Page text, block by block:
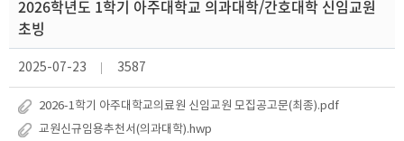
2026학년도 1학기 아주대학교 의과대학/간호대학 신임교원
초빙
2025-07-23 3587
2026-1학기 아주대학교의료원 신임교원 모집공고문(최종).pdf
교원신규임용추천서(의과대학).hwp